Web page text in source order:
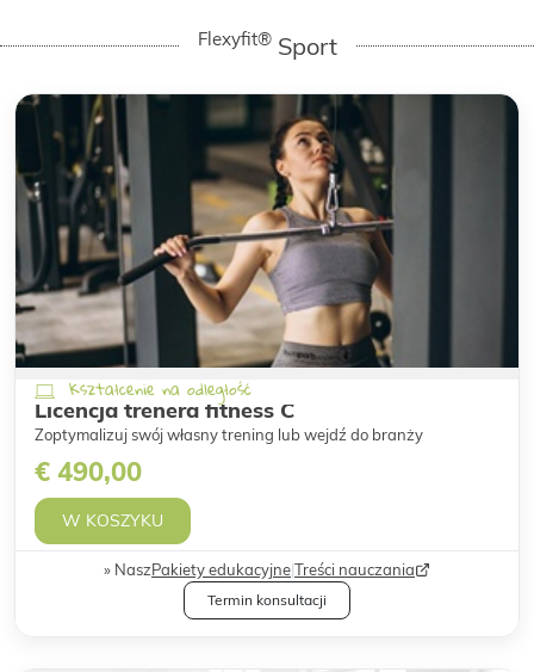
Flexyfit®Sport
Kształcenie na odległość
Licencja trenera fitness C
Zoptymalizuj swój własny trening lub wejdź do branży
€ 490,00
W KOSZYKU
NaszPakiety edukacyjne|Treści nauczania
Termin konsultacji